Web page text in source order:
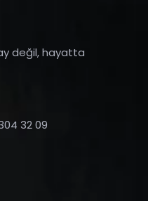
değil, hayatta
32 09